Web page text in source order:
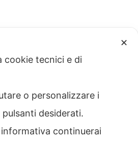
Euro 40.000,00 i.v.
del Lavoro
✕
cookie tecnici e di
o personalizzare i
desiderati.
continuerai